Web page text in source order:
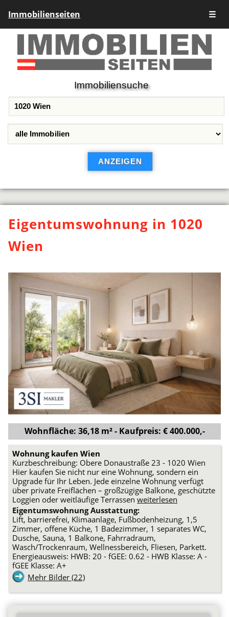
Immobilienseiten ☰
Immobiliensuche
Eigentumswohnung in 1020
Wien
Wohnfläche: 36,18 m² - Kaufpreis: € 400.000,-
Wohnung kaufen Wien
Kurzbeschreibung: Obere Donaustraße 23 - 1020 Wien
Hier kaufen Sie nicht nur eine Wohnung, sondern ein
Upgrade für Ihr Leben. Jede einzelne Wohnung verfügt
über private Freiflächen – großzügige Balkone, geschützte
Loggien oder weitläufige Terrassenweiterlesen
Eigentumswohnung Ausstattung:
Lift, barrierefrei, Klimaanlage, Fußbodenheizung, 1,5
Zimmer, offene Küche, 1 Badezimmer, 1 separates WC,
Dusche, Sauna, 1 Balkone, Fahrradraum,
Wasch/Trockenraum, Wellnessbereich, Fliesen, Parkett.
Energieausweis: HWB: 20 - fGEE: 0.62 - HWB Klasse: A -
fGEE Klasse: A+
Mehr Bilder (22)